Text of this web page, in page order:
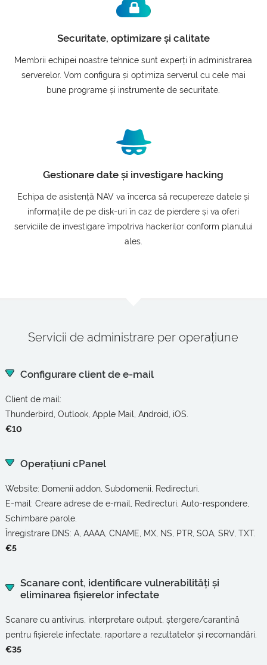
Securitate, optimizare și calitate
Membrii echipei noastre tehnice sunt experți în administrarea
serverelor. Vom configura și optimiza serverul cu cele mai
bune programe și instrumente de securitate.
Gestionare date și investigare hacking
Echipa de asistență NAV va încerca să recupereze datele și
informațiile de pe disk-uri în caz de pierdere și va oferi
serviciile de investigare împotriva hackerilor conform planului
ales.
Servicii de administrare per operațiune
Configurare client de e-mail
Client de mail:
Thunderbird, Outlook, Apple Mail, Android, iOS.
€10
Operațiuni cPanel
Website: Domenii addon, Subdomenii, Redirecturi.
E-mail: Creare adrese de e-mail, Redirecturi, Auto-respondere,
Schimbare parole.
Înregistrare DNS: A, AAAA, CNAME, MX, NS, PTR, SOA, SRV, TXT.
€5
Scanare cont, identificare vulnerabilități și
eliminarea fișierelor infectate
Scanare cu antivirus, interpretare output, ștergere/carantină
pentru fișierele infectate, raportare a rezultatelor și recomandări.
€35